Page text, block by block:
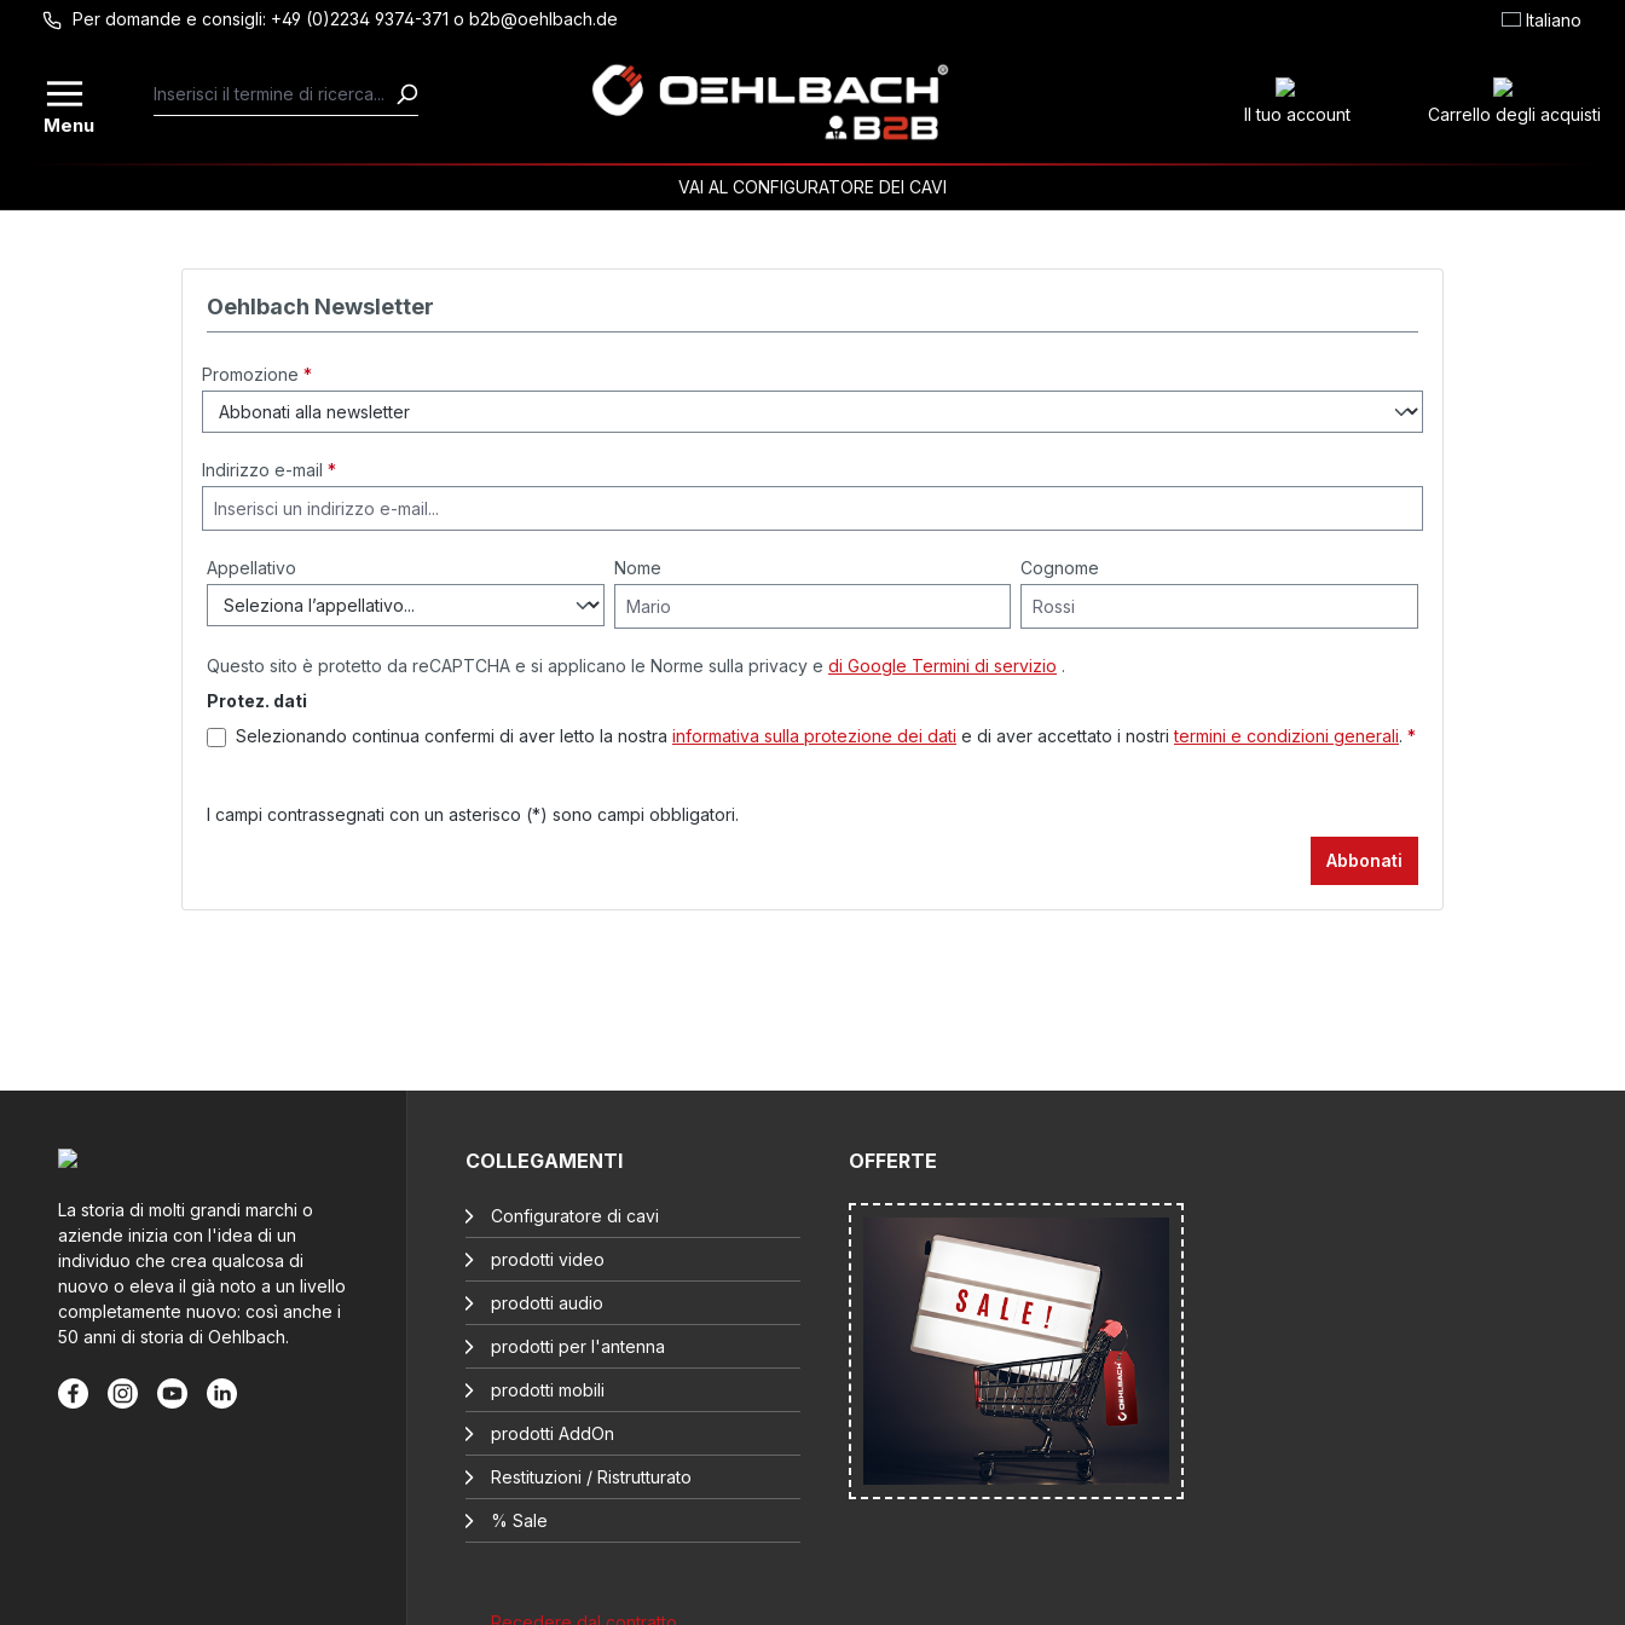
Passa al contenuto principale
Per domande e consigli: +49 (0)2234 9374-371 o b2b@oehlbach.de Italiano
Menu Il tuo account Carrello degli acquisti
VAI AL CONFIGURATORE DEI CAVI
Oehlbach Newsletter
Promozione *
Indirizzo e-mail *
Appellativo Nome Cognome
Questo sito è protetto da reCAPTCHA e si applicano le Norme sulla privacy e di Google Termini di servizio .
Protez. dati
Selezionando continua confermi di aver letto la nostra informativa sulla protezione dei dati e di aver accettato i nostri termini e condizioni generali. *
I campi contrassegnati con un asterisco (*) sono campi obbligatori.
Abbonati
La storia di molti grandi marchi o
aziende inizia con l'idea di un
individuo che crea qualcosa di
nuovo o eleva il già noto a un livello
completamente nuovo: così anche i
50 anni di storia di Oehlbach.
COLLEGAMENTI
Configuratore di cavi
prodotti video
prodotti audio
prodotti per l'antenna
prodotti mobili
prodotti AddOn
Restituzioni / Ristrutturato
% Sale
OFFERTE